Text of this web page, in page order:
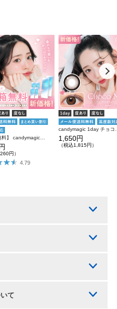
円）
4.79
1,650円
（税込1,815円）
て